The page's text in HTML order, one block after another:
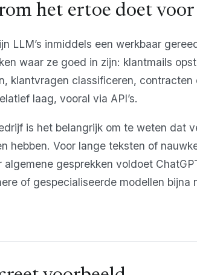
het ertoe doet
LLM’s inmiddels een werkbaar
waar ze goed in zijn: klantmails
klantvragen classificeren,
laag, vooral via API’s.
is het belangrijk om te weten dat
hebben. Voor lange teksten of
algemene gesprekken voldoet
of gespecialiseerde modellen